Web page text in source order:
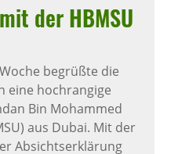
der HBMSU
begrüßte die
eine hochrangige
Bin Mohammed
aus Dubai. Mit der
Absichtserklärung